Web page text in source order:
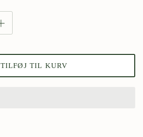
TILFØJ TIL KURV